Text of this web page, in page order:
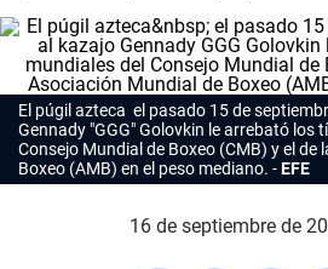
El púgil azteca el pasado 15 de
Gennady "GGG" Golovkin le arrebató los
Consejo Mundial de Boxeo (CMB) y el de
Boxeo (AMB) en el peso mediano.
EFE
16 de septiembre de